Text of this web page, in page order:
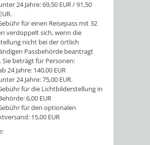
24 Jahre: 69,50 EUR / 91,50
für einen Reisepass mit 32
verdoppelt sich,wenn die
nicht bei der örtlich
Passbehörde beantragt
Sie beträgt für Personen:
24 Jahre: 140,00 EUR
24 Jahre: 75,00 EUR.
für die Lichtbilderstellung in
6,00 EUR
für den optionalen
15,00 EUR